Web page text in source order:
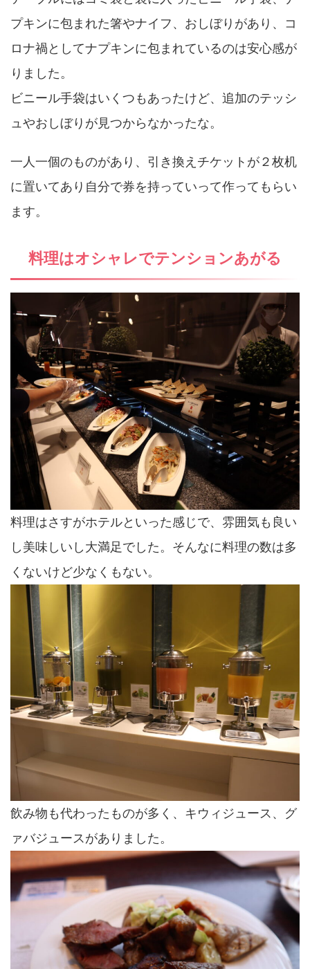
プキンに包まれた箸やナイフ、おしぼりがあり、コ
ロナ禍としてナプキンに包まれているのは安心感が
りました。
ビニール手袋はいくつもあったけど、追加のテッシ
ュやおしぼりが見つからなかったな。
一人一個のものがあり、引き換えチケットが２枚机
に置いてあり自分で券を持っていって作ってもらい
ます。
料理はオシャレでテンションあがる
料理はさすがホテルといった感じで、雰囲気も良い
し美味しいし大満足でした。そんなに料理の数は多
くないけど少なくもない。
飲み物も代わったものが多く、キウィジュース、グ
ァバジュースがありました。